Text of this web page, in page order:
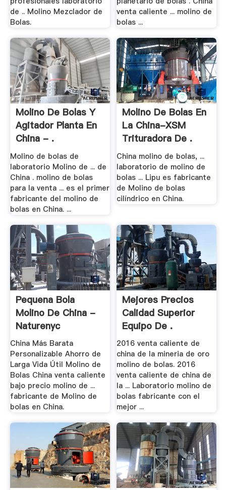
de .. Molino Mezclador de
Bolas.
venta caliente ... molino de
bolas ...
Molino De Bolas Y
Agitador Planta En
China - .
Molino de bolas de
laboratorio Molino de ... de
China . molino de bolas
para la venta ... es el primer
fabricante del molino de
bolas en China. ...
Molino De Bolas En
La China-XSM
Trituradora De .
China molino de bolas, ...
laboratorio de molino de
bolas ... Lipu es fabricante
de Molino de bolas
cilíndrico en China.
Pequena Bola
Molino De China -
Naturenyc
China Más Barata
Personalizable Ahorro de
Larga Vida Útil Molino de
Bolas China venta caliente
bajo precio molino de ...
fabricante de Molino de
bolas en China.
Mejores Precios
Calidad Superior
Equipo De .
2016 venta caliente de
china de la mineria de oro
molino de bolas. 2016
venta caliente de china de
la ... Laboratorio molino de
bolas fabricante con el
mejor ...